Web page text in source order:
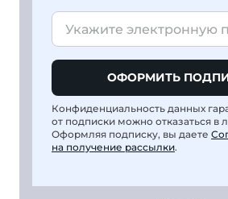
ОФОРМИТЬ
Конфиденциальность данных
от подписки можно отказаться в
Оформляя подписку, вы даете
на получение рассылки.